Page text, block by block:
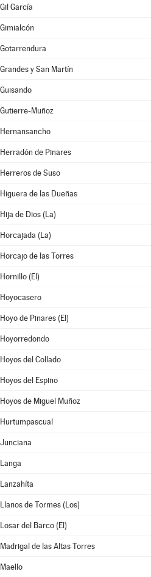
Gil García
Gimialcón
Gotarrendura
Grandes y San Martín
Guisando
Gutierre-Muñoz
Hernansancho
Herradón de Pinares
Herreros de Suso
Higuera de las Dueñas
Hija de Dios (La)
Horcajada (La)
Horcajo de las Torres
Hornillo (El)
Hoyocasero
Hoyo de Pinares (El)
Hoyorredondo
Hoyos del Collado
Hoyos del Espino
Hoyos de Miguel Muñoz
Hurtumpascual
Junciana
Langa
Lanzahíta
Llanos de Tormes (Los)
Losar del Barco (El)
Madrigal de las Altas Torres
Maello